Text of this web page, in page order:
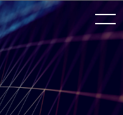
toggle
navigation